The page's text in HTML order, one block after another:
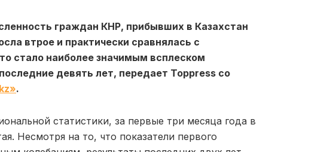
граждан КНР, прибывших в Казахстан
втрое и практически сравнялась с
стало наиболее значимым всплеском
девять лет, передает Toppress со
.
статистики, за первые три месяца года в
Несмотря на то, что показатели первого